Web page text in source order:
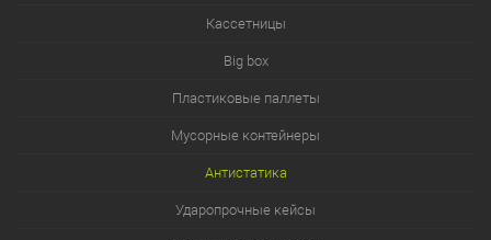
Кассетницы
Big box
Пластиковые паллеты
Мусорные контейнеры
Антистатика
Ударопрочные кейсы